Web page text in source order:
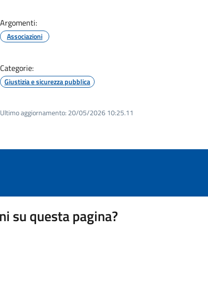
Argomenti:
Associazioni
Categorie:
Giustizia e sicurezza pubblica
Ultimo aggiornamento: 20/05/2026 10:25.11
su questa pagina?